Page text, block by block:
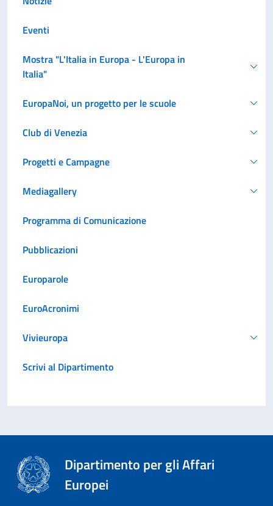
Eventi
Mostra "L'Italia in Europa - L'Europa in
Italia"
EuropaNoi, un progetto per le scuole
Club di Venezia
Progetti e Campagne
Mediagallery
Programma di Comunicazione
Pubblicazioni
Europarole
EuroAcronimi
Vivieuropa
Scrivi al Dipartimento
Dipartimento per gli Affari
Europei